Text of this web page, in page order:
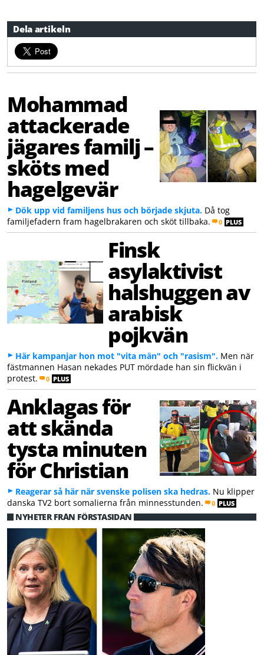
Dela artikeln
Mohammad
attackerade
jägares familj –
sköts med
hagelgevär
Dök upp vid familjens hus och började skjuta. Då tog
familjefadern fram hagelbrakaren och sköt tillbaka.
0 PLUS
Finsk
asylaktivist
halshuggen av
arabisk
pojkvän
Här kampanjar hon mot "vita män" och "rasism". Men när
fästmannen Hasan nekades PUT mördade han sin flickvän i
protest.
0 PLUS
Anklagas för
att skända
tysta minuten
för Christian
Reagerar så här när svenske polisen ska hedras. Nu klipper
danska TV2 bort somalierna från minnesstunden.
0 PLUS
NYHETER FRÅN FÖRSTASIDAN